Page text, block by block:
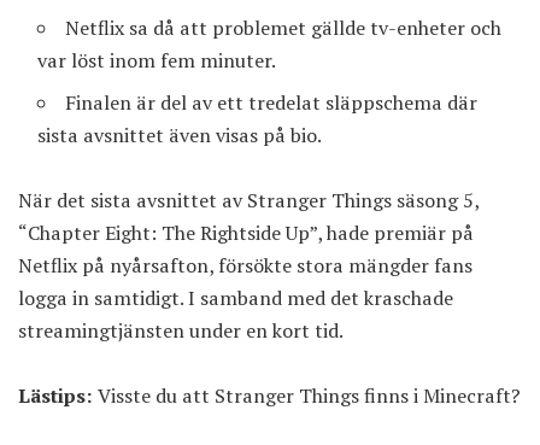
Netflix sa då att problemet gällde tv-enheter och
var löst inom fem minuter.
Finalen är del av ett tredelat släppschema där
sista avsnittet även visas på bio.
När det sista avsnittet av Stranger Things säsong 5,
“Chapter Eight: The Rightside Up”, hade premiär på
Netflix på nyårsafton, försökte stora mängder fans
logga in samtidigt. I samband med det kraschade
streamingtjänsten under en kort tid.
Lästips: Visste du att Stranger Things finns i Minecraft?